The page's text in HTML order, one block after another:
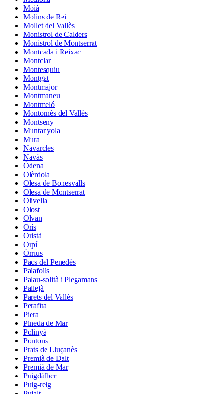
Moià
Molins de Rei
Mollet del Vallès
Monistrol de Calders
Monistrol de Montserrat
Montcada i Reixac
Montclar
Montesquiu
Montgat
Montmajor
Montmaneu
Montmeló
Montornès del Vallès
Montseny
Muntanyola
Mura
Navarcles
Navàs
Òdena
Olèrdola
Olesa de Bonesvalls
Olesa de Montserrat
Olivella
Olost
Olvan
Orís
Oristà
Orpí
Òrrius
Pacs del Penedès
Palafolls
Palau-solità i Plegamans
Pallejà
Parets del Vallès
Perafita
Piera
Pineda de Mar
Polinyà
Pontons
Prats de Lluçanès
Premià de Dalt
Premià de Mar
Puigdàlber
Puig-reig